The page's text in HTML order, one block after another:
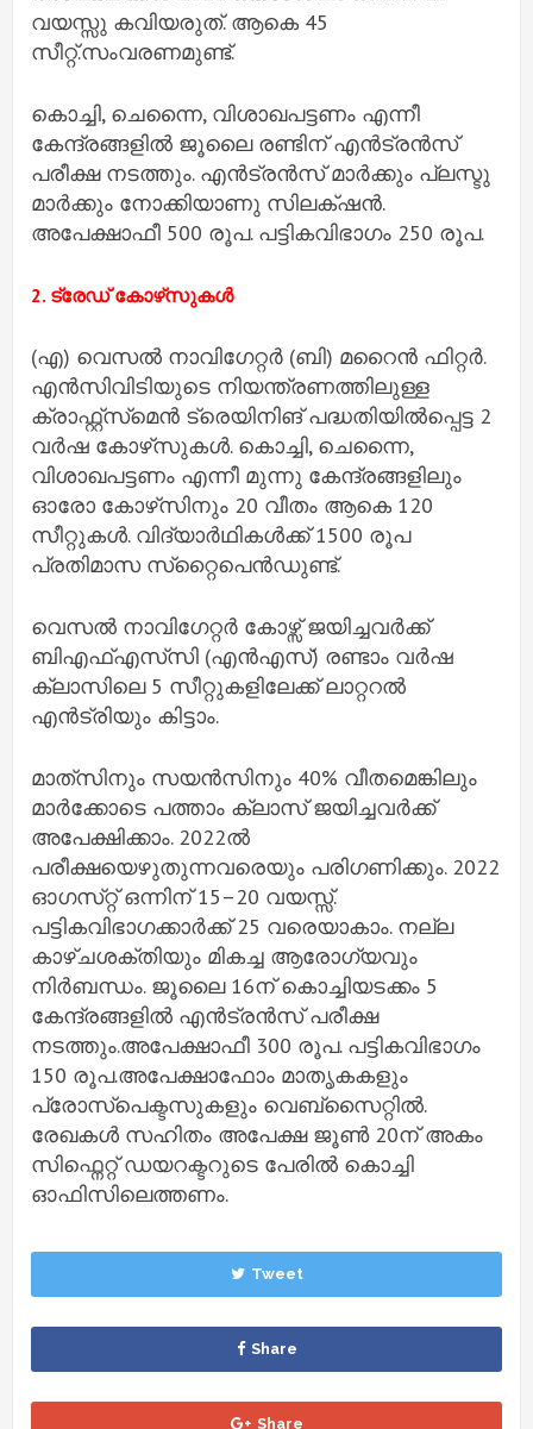
വയസ്സു കവിയരുത്. ആകെ 45
സീറ്റ്.സംവരണമുണ്ട്.
കൊച്ചി, ചെന്നൈ, വിശാഖപട്ടണം എന്നീ
കേന്ദ്രങ്ങളിൽ ജൂലൈ രണ്ടിന് എൻട്രൻസ്
പരീക്ഷ നടത്തും. എൻട്രൻസ് മാർക്കും പ്ലസ്ടു
മാർക്കും നോക്കിയാണു സിലക്‌ഷൻ.
അപേക്ഷാഫീ 500 രൂപ. പട്ടികവിഭാഗം 250 രൂപ.
2. ട്രേഡ് കോഴ്‌സുകൾ
(എ) വെസൽ നാവിഗേറ്റർ (ബി) മറൈൻ ഫിറ്റർ.
എൻസിവിടിയുടെ നിയന്ത്രണത്തിലുള്ള
ക്രാഫ്റ്റ്സ്‌മെൻ ട്രെയിനിങ് പദ്ധതിയിൽപ്പെട്ട 2
വർഷ കോഴ്‌സുകൾ. കൊച്ചി, ചെന്നൈ,
വിശാഖപട്ടണം എന്നീ മുന്നു കേന്ദ്രങ്ങളിലും
ഓരോ കോഴ്‌സിനും 20 വീതം ആകെ 120
സീറ്റുകൾ. വിദ്യാർഥികൾക്ക് 1500 രൂപ
പ്രതിമാസ സ്‌റ്റൈപെൻഡുണ്ട്.
വെസൽ നാവിഗേറ്റർ കോഴ്സ് ജയിച്ചവർക്ക്
ബിഎഫ്എസ്‌സി (എൻഎസ്) രണ്ടാം വർഷ
ക്ലാസിലെ 5 സീറ്റുകളിലേക്ക് ലാറ്ററൽ
എൻട്രിയും കിട്ടാം.
മാത്‌സിനും സയൻസിനും 40% വീതമെങ്കിലും
മാർക്കോടെ പത്താം ക്ലാസ് ജയിച്ചവർക്ക്
അപേക്ഷിക്കാം. 2022ൽ
പരീക്ഷയെഴുതുന്നവരെയും പരിഗണിക്കും. 2022
ഓഗസ്‌റ്റ് ഒന്നിന് 15–20 വയസ്സ്.
പട്ടികവിഭാഗക്കാർക്ക് 25 വരെയാകാം. നല്ല
കാഴ്‌ചശക്‌തിയും മികച്ച ആരോഗ്യവും
നിർബന്ധം. ജൂലൈ 16ന് കൊച്ചിയടക്കം 5
കേന്ദ്രങ്ങളിൽ എൻട്രൻസ് പരീക്ഷ
നടത്തും.അപേക്ഷാഫീ 300 രൂപ. പട്ടികവിഭാഗം
150 രൂപ.അപേക്ഷാഫോം മാതൃകകളും
പ്രോസ്പെക്ടസുകളും വെബ്സൈറ്റിൽ.
രേഖകൾ സഹിതം അപേക്ഷ ജൂൺ 20ന് അകം
സിഫ്നെറ്റ് ഡയറക്ടറുടെ പേരിൽ കൊച്ചി
ഓഫിസിലെത്തണം.
Tweet
Share
Share